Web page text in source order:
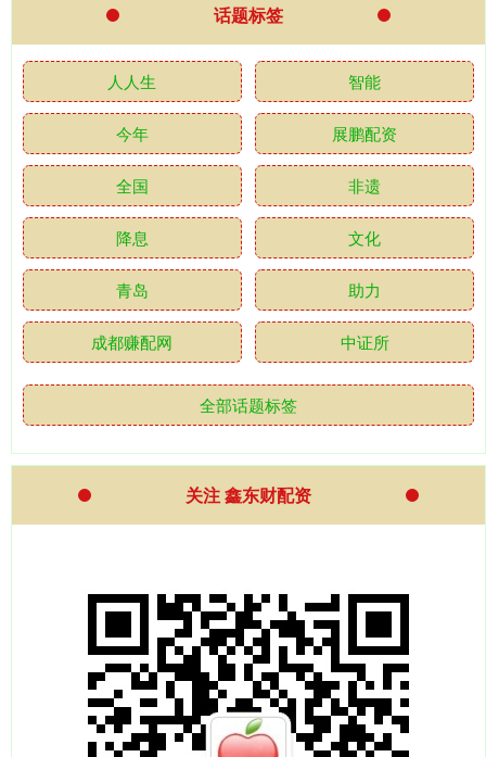
话题标签
人人生 智能
今年 展鹏配资
全国 非遗
降息 文化
青岛 助力
成都赚配网 中证所
全部话题标签
关注 鑫东财配资